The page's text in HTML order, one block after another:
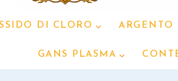
DI CLORO ARGENTO
GANS PLASMA